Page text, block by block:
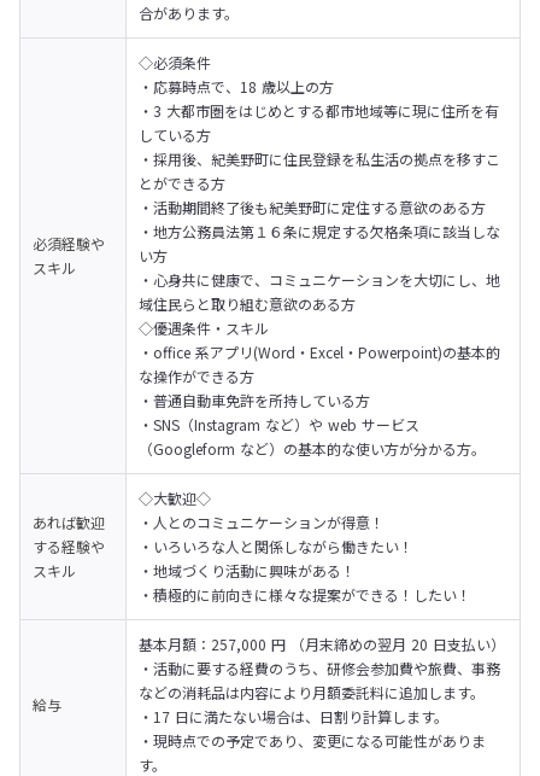
合があります。
必須経験や
スキル
◇必須条件
・応募時点で、18 歳以上の方
・3 大都市圏をはじめとする都市地域等に現に住所を有
している方
・採用後、紀美野町に住民登録を私生活の拠点を移すこ
とができる方
・活動期間終了後も紀美野町に定住する意欲のある方
・地方公務員法第１６条に規定する欠格条項に該当しな
い方
・心身共に健康で、コミュニケーションを大切にし、地
域住民らと取り組む意欲のある方
◇優遇条件・スキル
・office 系アプリ(Word・Excel・Powerpoint)の基本的
な操作ができる方
・普通自動車免許を所持している方
・SNS（Instagram など）や web サービス
（Googleform など）の基本的な使い方が分かる方。
あれば歓迎
する経験や
スキル
◇大歓迎◇
・人とのコミュニケーションが得意！
・いろいろな人と関係しながら働きたい！
・地域づくり活動に興味がある！
・積極的に前向きに様々な提案ができる！したい！
給与
基本月額：257,000 円 （月末締めの翌月 20 日支払い）
・活動に要する経費のうち、研修会参加費や旅費、事務
などの消耗品は内容により月額委託料に追加します。
・17 日に満たない場合は、日割り計算します。
・現時点での予定であり、変更になる可能性がありま
す。